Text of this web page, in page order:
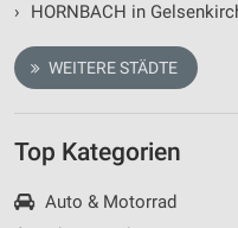
›
HORNBACH in
WEITERE STÄDTE
Top Kategorien
Auto & Motorrad
IAB-Besonderheiten:
Verwendung genauer
Nicht-IAB-Verarbeitungszwecke:
Notwendig